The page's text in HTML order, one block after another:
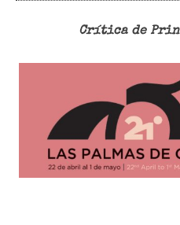
Crítica de